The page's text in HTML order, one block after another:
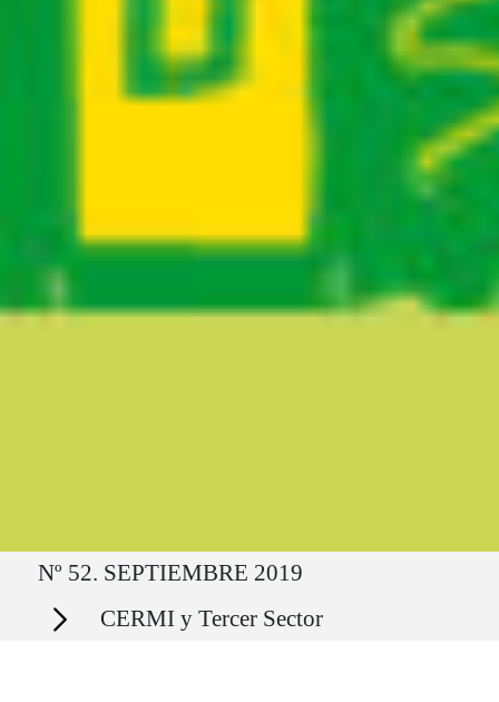
Ruta del sitio
Nº 52. SEPTIEMBRE 2019
Secciones CERMI y Tercer Sector